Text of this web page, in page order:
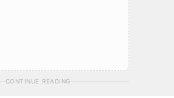
CONTINUE READING